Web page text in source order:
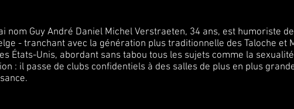
nom Guy André Daniel Michel Verstraeten, 34 ans, est humoriste
- tranchant avec la génération plus traditionnelle des Taloche
États-Unis, abordant sans tabou tous les sujets comme la
: il passe de clubs confidentiels à des salles de plus en plus